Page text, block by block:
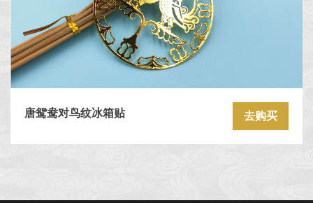
唐鸳鸯对鸟纹冰箱贴 去购买